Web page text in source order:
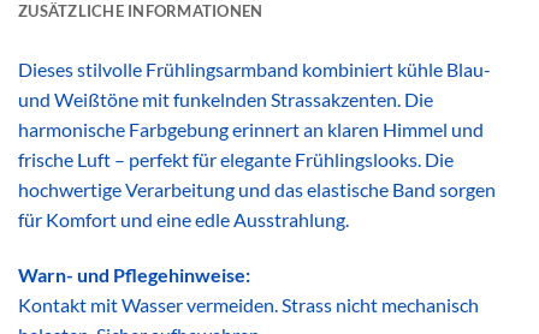
ZUSÄTZLICHE INFORMATIONEN
Dieses stilvolle Frühlingsarmband kombiniert kühle Blau-
und Weißtöne mit funkelnden Strassakzenten. Die
harmonische Farbgebung erinnert an klaren Himmel und
frische Luft – perfekt für elegante Frühlingslooks. Die
hochwertige Verarbeitung und das elastische Band sorgen
für Komfort und eine edle Ausstrahlung.
Warn- und Pflegehinweise:
Kontakt mit Wasser vermeiden. Strass nicht mechanisch